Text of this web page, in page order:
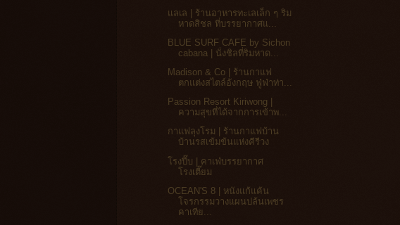
แลเล | ร้านอาหารทะเลเล็ก ๆ ริม
หาดสิชล ที่บรรยากาศแ...
BLUE SURF CAFE by Sichon
cabana | นั่งชิลที่ริมหาด...
Madison & Co | ร้านกาแฟ
ตกแต่งสไตล์อังกฤษ ฟู่ฟ่าท่า...
Passion Resort Kiriwong |
ความสุขที่ได้จากการเข้าพ...
กาแฟลุงโรม | ร้านกาแฟบ้าน
บ้านรสเข้มข้นแห่งคีรีวง
โรงปี๊บ | คาเฟ่บรรยากาศ
โรงเตี๊ยม
OCEAN'S 8 | หนังแก้แค้น
โจรกรรมวางแผนปล้นเพชร
คาเทีย...